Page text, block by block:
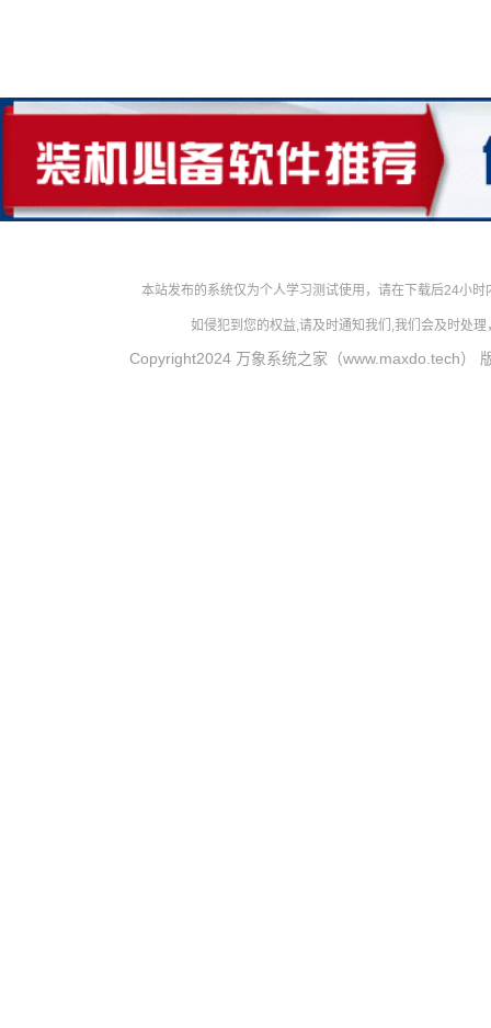
本站发布的系统仅为个人学习测试使用，请在下载后24小
如侵犯到您的权益,请及时通知我们,我们会及时处
Copyright2024 万象系统之家（www.maxdo.tech）